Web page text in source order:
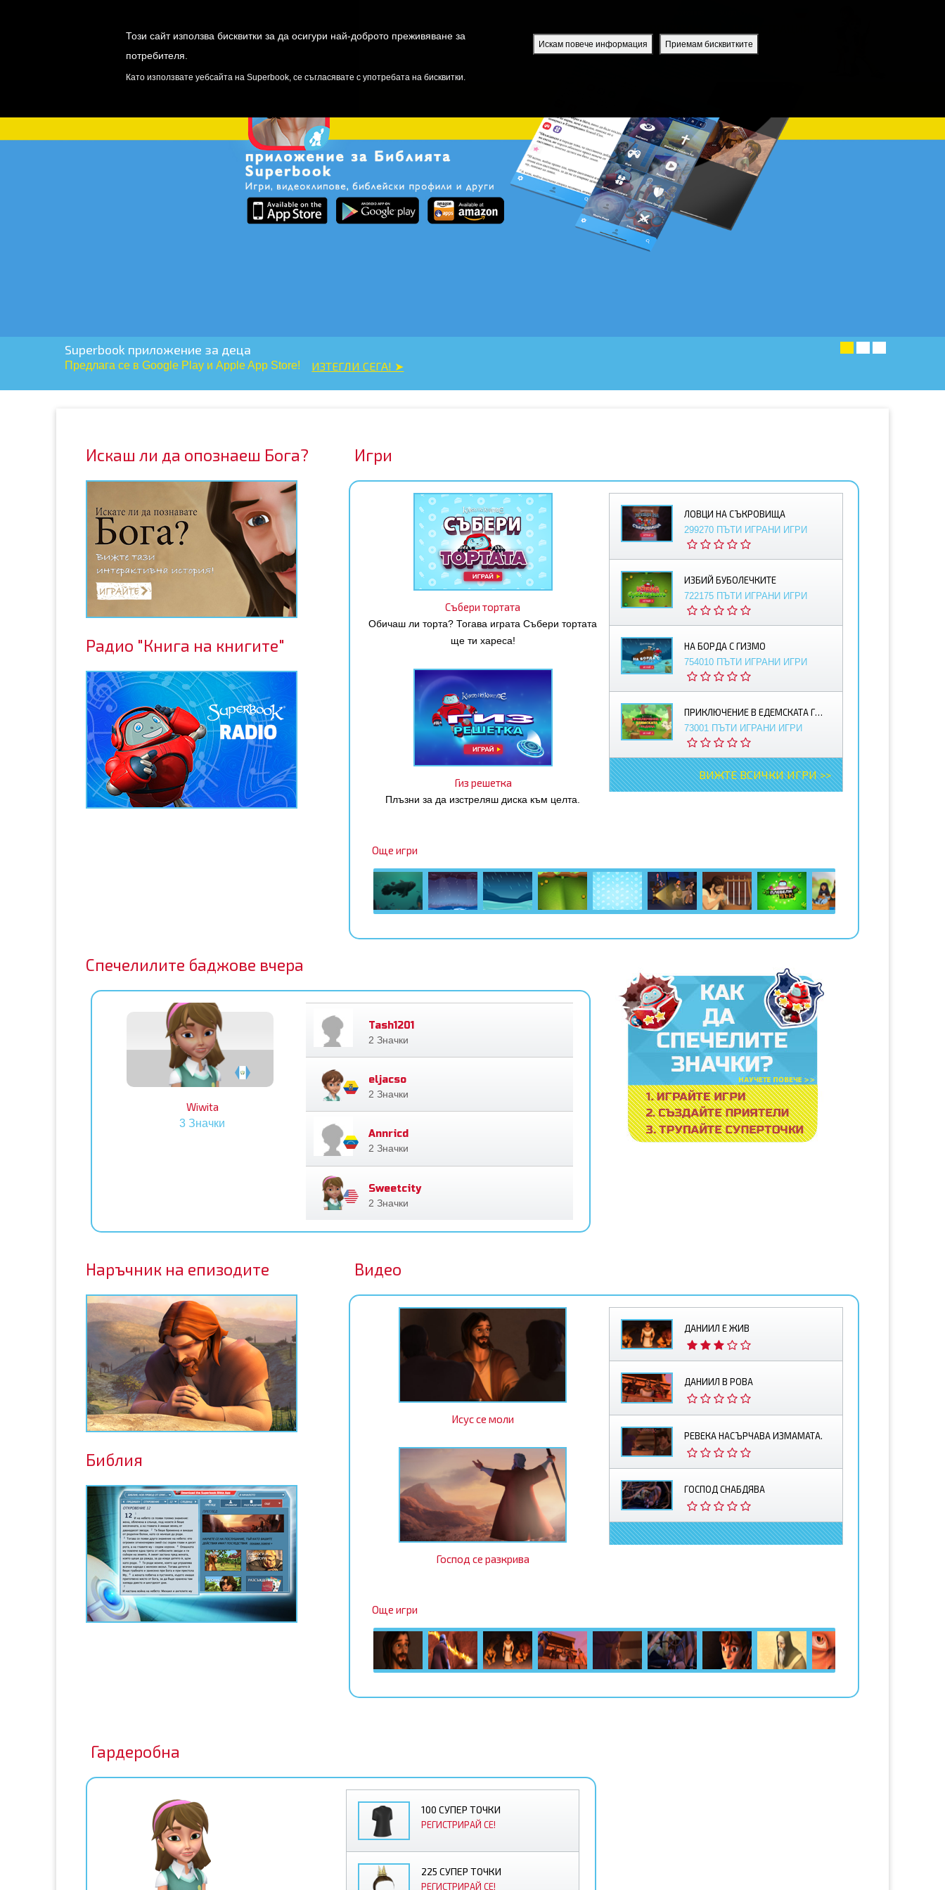
Този сайт използва бисквитки за да осигури най-доброто преживяване за
потребителя.
Като използвате уебсайта на Superbook, се съгласявате с употребата на бисквитки.
Искам повече информация Приемам бисквитките
Открийте любимите си библейски герои
Доброто, лошото и грозното ПРОВЕРЕТЕ ГИ! ➤
Искаш ли да опознаеш Бога?
Радио "Книга на книгите"
Игри
Събери тортата
Обичаш ли торта? Тогава играта Събери тортата
ще ти хареса!
Гиз решетка
Плъзни за да изстреляш диска към целта.
ЛОВЦИ НА СЪКРОВИЩА
299270 ПЪТИ ИГРАНИ ИГРИ
ИЗБИЙ БУБОЛЕЧКИТЕ
722175 ПЪТИ ИГРАНИ ИГРИ
НА БОРДА С ГИЗМО
754010 ПЪТИ ИГРАНИ ИГРИ
ПРИКЛЮЧЕНИЕ В ЕДЕМСКАТА ГРАДИНА
73001 ПЪТИ ИГРАНИ ИГРИ
ВИЖТЕ ВСИЧКИ ИГРИ >>
Още игри
Спечелилите баджове вчера
Wiwita
3 Значки
Tash1201
2 Значки
eljacso
2 Значки
Annricd
2 Значки
Sweetcity
2 Значки
Наръчник на епизодите
Библия
Видео
Исус се моли
Господ се разкрива
ДАНИИЛ Е ЖИВ
ДАНИИЛ В РОВА
РЕВЕКА НАСЪРЧАВА ИЗМАМАТА.
ГОСПОД СНАБДЯВА
Още игри
Гардеробна
100 СУПЕР ТОЧКИ
РЕГИСТРИРАЙ СЕ!
225 СУПЕР ТОЧКИ
РЕГИСТРИРАЙ СЕ!